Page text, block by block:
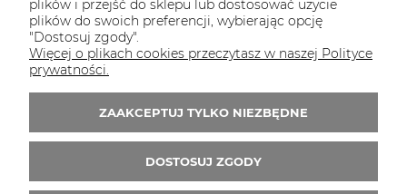
Zapraszamy do kontaktu:
telefonicznie od 11:00 do 16:00
lub
Tel.:
52 344 48 53
plików i przejść do sklepu lub dostosować użycie
plików do swoich preferencji, wybierając opcję
"Dostosuj zgody".
Więcej o plikach cookies przeczytasz w naszej Polityce
prywatności.
ZAAKCEPTUJ TYLKO NIEZBĘDNE
DOSTOSUJ ZGODY